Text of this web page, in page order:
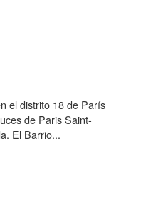
el distrito 18 de París
de Paris Saint-
El Barrio...